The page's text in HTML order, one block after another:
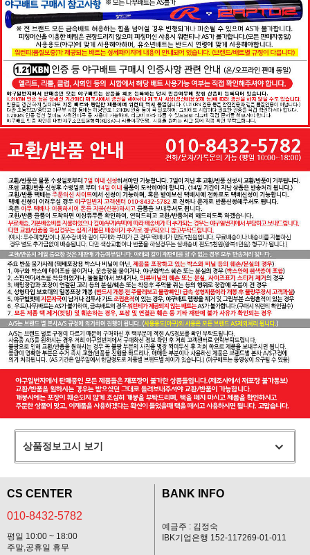
상품정보고시 보기
CS CENTER
010-8432-5782
평일 10:00 ~ 18:00
주말,공휴일 휴무
BANK INFO
예금주 : 김정숙
IBK기업은행 152-117269-01-011